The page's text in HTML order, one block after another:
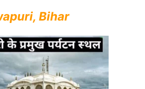
Bihar